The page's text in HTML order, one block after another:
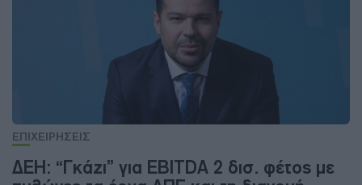
ΕΠΙΧΕΙΡΗΣΕΙΣ
ΔΕΗ: “Γκάζι” για EBITDA 2 δισ. φέτος με